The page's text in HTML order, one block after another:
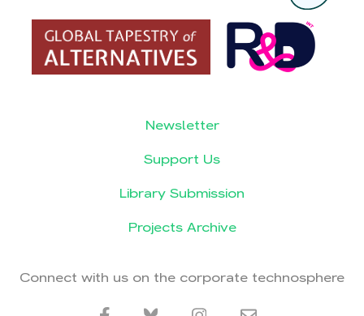
Newsletter
Support Us
Library Submission
Projects Archive
Connect with us on the corporate technosphere